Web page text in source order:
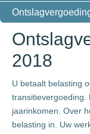
2018
U betaalt belasting
transitievergoeding.
jaarinkomen. Over
belasting in. Uw